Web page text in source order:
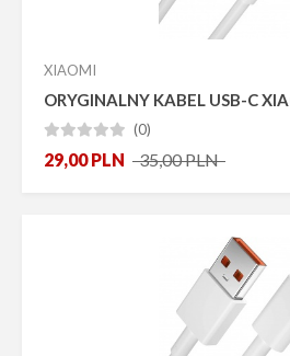
Pokaż tylko dostępne
XIAOMI
ORYGINALNY KABEL USB-C
 (0)
29,00PLN 35,00PLN